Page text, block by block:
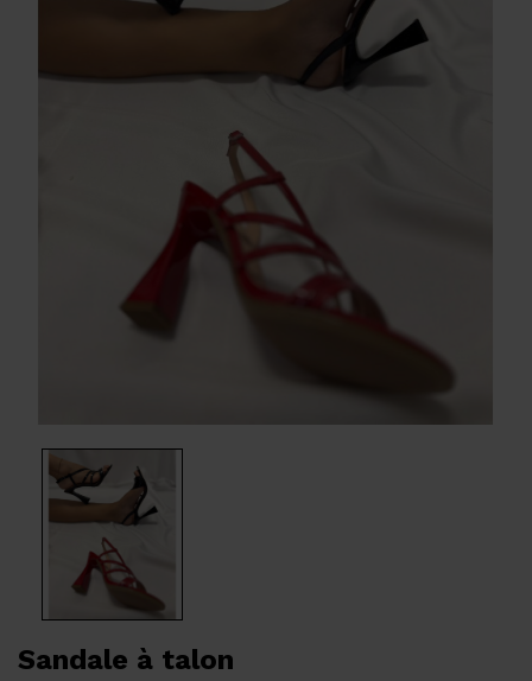
Sandale à talon